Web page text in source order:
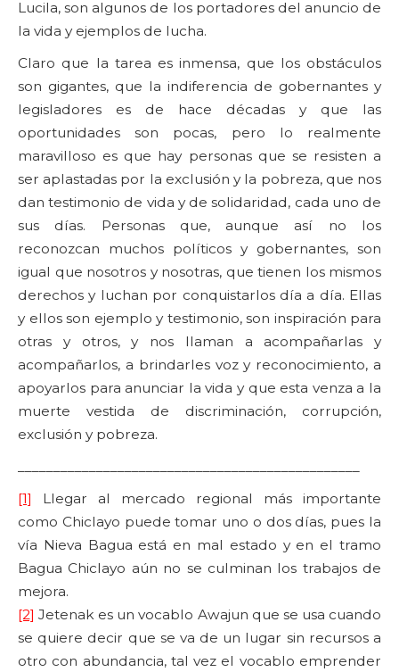
Lucila, son algunos de los portadores del anuncio de
la vida y ejemplos de lucha.
Claro que la tarea es inmensa, que los obstáculos
son gigantes, que la indiferencia de gobernantes y
legisladores es de hace décadas y que las
oportunidades son pocas, pero lo realmente
maravilloso es que hay personas que se resisten a
ser aplastadas por la exclusión y la pobreza, que nos
dan testimonio de vida y de solidaridad, cada uno de
sus días. Personas que, aunque así no los
reconozcan muchos políticos y gobernantes, son
igual que nosotros y nosotras, que tienen los mismos
derechos y luchan por conquistarlos día a día. Ellas
y ellos son ejemplo y testimonio, son inspiración para
otras y otros, y nos llaman a acompañarlas y
acompañarlos, a brindarles voz y reconocimiento, a
apoyarlos para anunciar la vida y que esta venza a la
muerte vestida de discriminación, corrupción,
exclusión y pobreza.
[1]
Llegar al mercado regional más importante
como Chiclayo puede tomar uno o dos días, pues la
vía Nieva Bagua está en mal estado y en el tramo
Bagua Chiclayo aún no se culminan los trabajos de
mejora.
[2] Jetenak es un vocablo Awajun que se usa cuando
se quiere decir que se va de un lugar sin recursos a
otro con abundancia, tal vez el vocablo emprender